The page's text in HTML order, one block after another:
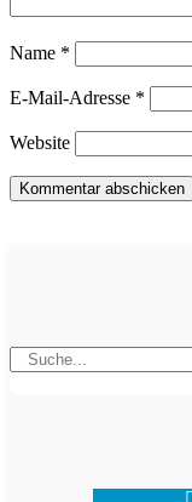
Name *
E-Mail-Adresse *
Website